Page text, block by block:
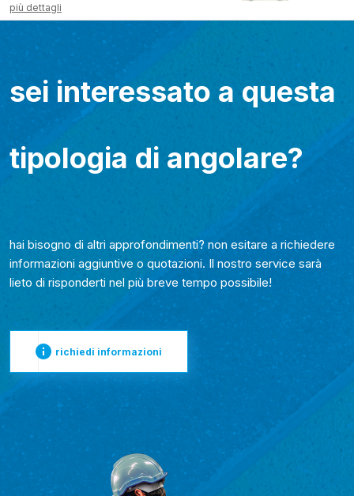
più dettagli
sei interessato a questa
tipologia di angolare?
hai bisogno di altri approfondimenti? non esitare a richiedere
informazioni aggiuntive o quotazioni. Il nostro service sarà
lieto di risponderti nel più breve tempo possibile!
richiedi informazioni